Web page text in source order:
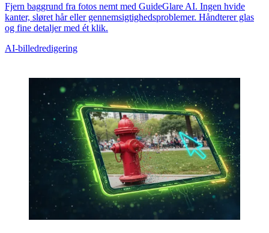
Fjern baggrund fra fotos nemt med GuideGlare AI. Ingen hvide
kanter, sløret hår eller gennemsigtighedsproblemer. Håndterer glas
og fine detaljer med ét klik.
AI-billedredigering